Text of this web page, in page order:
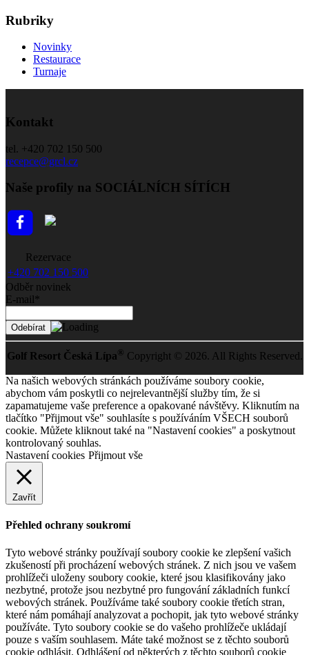
Rubriky
Novinky
Restaurace
Turnaje
Kontakt
tel. +420 702 150 500
recepce@grcl.cz
Naše profily na SOCIÁLNÍCH SÍTÍCH
Rezervace
+420 702 150 500
Odběr novinek
E-mail*
Golf Resort Česká Lípa ® Copyright © 2026. All Rights Reserved.
Na našich webových stránkách používáme soubory cookie,
abychom vám poskytli co nejrelevantnější služby tím, že si
zapamatujeme vaše preference a opakované návštěvy. Kliknutím na
tlačítko "Přijmout vše" souhlasíte s používáním VŠECH souborů
cookie. Můžete kliknout také na "Nastavení cookies" a poskytnout
kontrolovaný souhlas.
Nastavení cookies Přijmout vše
Zavřít
Přehled ochrany soukromí
Tyto webové stránky používají soubory cookie ke zlepšení vašich
zkušeností při procházení webových stránek. Z nich jsou ve vašem
prohlížeči uloženy soubory cookie, které jsou klasifikovány jako
nezbytné, protože jsou nezbytné pro fungování základních funkcí
webových stránek. Používáme také soubory cookie třetích stran,
které nám pomáhají analyzovat a pochopit, jak tyto webové stránky
používáte. Tyto soubory cookie se do vašeho prohlížeče ukládají
pouze s vaším souhlasem. Máte také možnost se z těchto souborů
cookie odhlásit. Odhlášení od některých z těchto souborů cookie